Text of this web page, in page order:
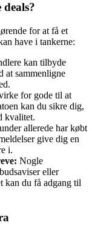
for at få et
have i tankerne:
kan tilbyde
at sammenligne
for gode til at
kan du sikre dig,
kvalitet.
allerede har købt
give dig en
i.
Nogle
eller
kan du få adgang til